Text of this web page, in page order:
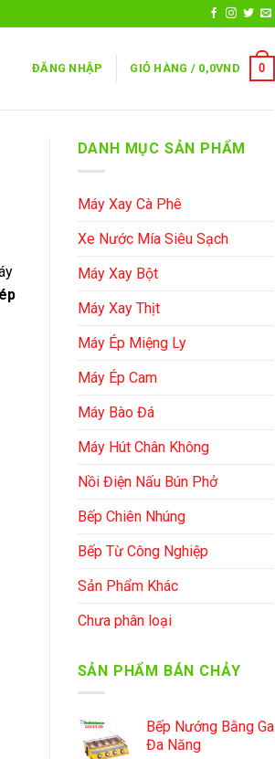
ĐĂNG NHẬP GIỎ HÀNG / 0,0VND 0
DANH MỤC SẢN PHẨM
Máy Xay Cà Phê
Xe Nước Mía Siêu Sạch
Máy Xay Bột
Máy Xay Thịt
Máy Ép Miệng Ly
Máy Ép Cam
Máy Bào Đá
Máy Hút Chân Không
Nồi Điện Nấu Bún Phở
Bếp Chiên Nhúng
Bếp Từ Công Nghiệp
Sản Phẩm Khác
Chưa phân loại
SẢN PHẨM BÁN CHẢY
Bếp Nướng Bằng Ga
Đa Năng